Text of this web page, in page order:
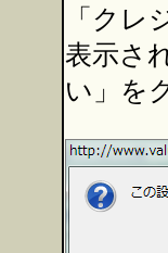
「クレ
表示さ
い」を